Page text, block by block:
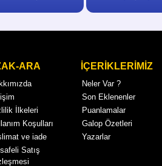
ARA
İlkeleri
Koşulları
ve iade
Satış
İÇERİKLERİMİZ
Neler Var ?
Son Eklenenler
Puanlamalar
Galop Özetleri
Yazarlar